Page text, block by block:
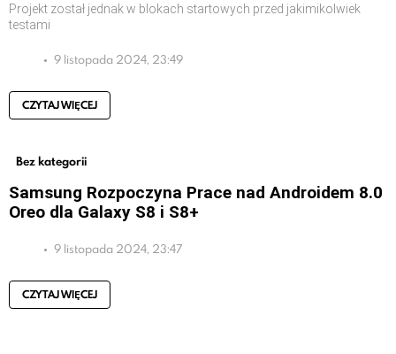
Projekt został jednak w blokach startowych przed jakimikolwiek
testami
9 listopada 2024, 23:49
CZYTAJ WIĘCEJ
Bez kategorii
Samsung Rozpoczyna Prace nad Androidem 8.0
Oreo dla Galaxy S8 i S8+
9 listopada 2024, 23:47
CZYTAJ WIĘCEJ